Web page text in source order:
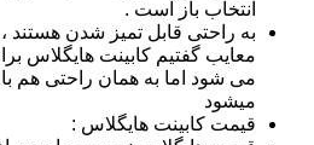
انتخاب باز است .
به راحتی قابل تمیز شدن
معایب گفتیم کابینت هایگلاس
می شود اما به همان راحتی هم
میشود
قیمت کابینت هایگلاس :